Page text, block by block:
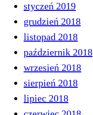
styczeń 2019
grudzień 2018
listopad 2018
październik 2018
wrzesień 2018
sierpień 2018
lipiec 2018